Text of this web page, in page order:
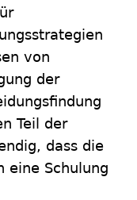
von
der
Teil der
dass die
eine Schulung